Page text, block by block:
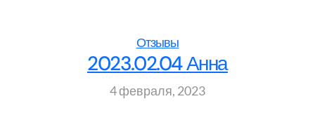
Отзывы
2023.02.04 Анна
4 февраля, 2023